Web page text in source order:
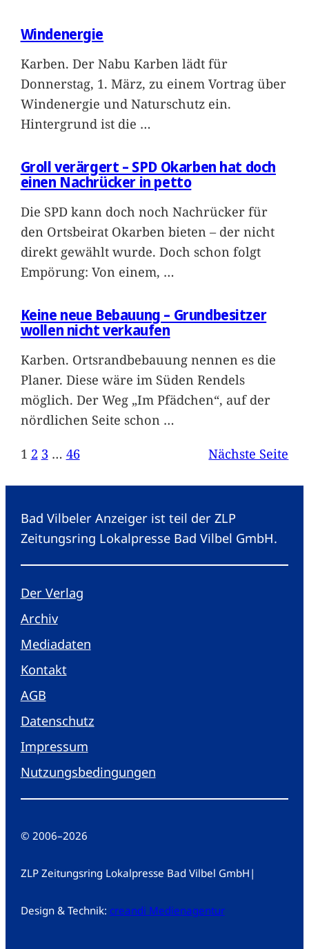
Windenergie
Karben. Der Nabu Karben lädt für
Donnerstag, 1. März, zu einem Vortrag über
Windenergie und Naturschutz ein.
Hintergrund ist die …
Groll verärgert – SPD Okarben hat doch
einen Nachrücker in petto
Die SPD kann doch noch Nachrücker für
den Ortsbeirat Okarben bieten – der nicht
direkt gewählt wurde. Doch schon folgt
Empörung: Von einem, …
Keine neue Bebauung – Grundbesitzer
wollen nicht verkaufen
Karben. Ortsrandbebauung nennen es die
Planer. Diese wäre im Süden Rendels
möglich. Der Weg „Im Pfädchen“, auf der
nördlichen Seite schon …
1 2 3 … 46 Nächste Seite
Bad Vilbeler Anzeiger ist teil der ZLP
Zeitungsring Lokalpresse Bad Vilbel GmbH.
Der Verlag
Archiv
Mediadaten
Kontakt
AGB
Datenschutz
Impressum
Nutzungsbedingungen
© 2006–2026
ZLP Zeitungsring Lokalpresse Bad Vilbel GmbH |
Design & Technik: creandi Medienagentur